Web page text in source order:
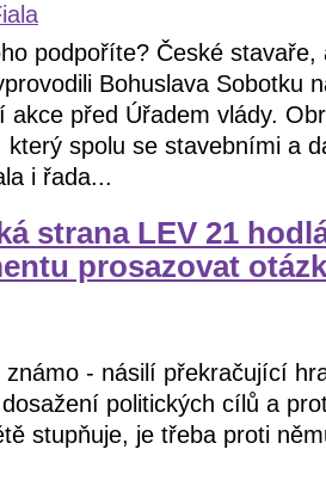
podpoříte? České
Bohuslava Sobotku
akce před Úřadem vlády.
který spolu se stavebními a
i řada...
strana LEV 21
prosazovat
známo - násilí překračující
politických cílů a
stupňuje, je třeba proti